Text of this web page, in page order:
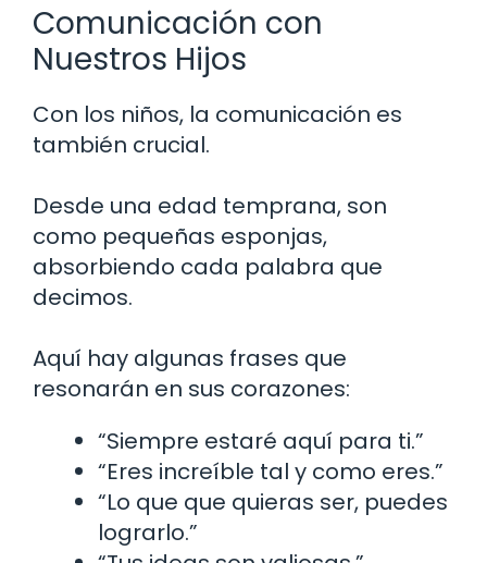
Comunicación con
Nuestros Hijos
Con los niños, la comunicación es
también crucial.
Desde una edad temprana, son
como pequeñas esponjas,
absorbiendo cada palabra que
decimos.
Aquí hay algunas frases que
resonarán en sus corazones:
“Siempre estaré aquí para ti.”
“Eres increíble tal y como eres.”
“Lo que que quieras ser, puedes
lograrlo.”